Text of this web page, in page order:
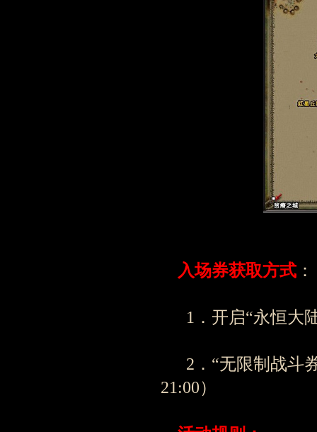
入场券获取方式 ：
1．开启“永恒大
2．“无限制战斗券
21:00）